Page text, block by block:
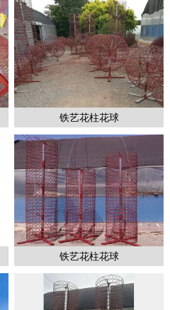
铁艺花柱花球
铁艺花柱花球